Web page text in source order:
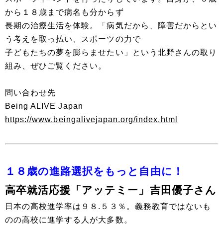
から１８歳まで病名も分からず
長期の治療生活を体験。「病気だから、障害だからとい
う考えを取っ払い、スポーツの力で
子どもたちの夢を膨らませたい」という北野さんの取り
組み、ぜひご覧ください。
問い合わせ先
Being ALIVE Japan
https://www.beingalivejapan.org/index.html
１８歳の進路選択をもっと自由に！
高卒就活応援「アッテミー」吉田優子さん
日本の高校進学率は９８.５３％。義務教育ではないも
のの高校に進学する人が大多数。